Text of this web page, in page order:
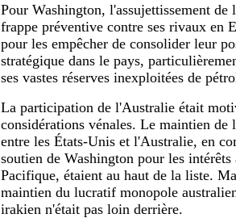
Pour Washington, l'assujettissement
frappe préventive contre ses rivaux en
pour les empêcher de consolider leur
stratégique dans le pays,
ses vastes réserves inexploitées de
La participation de l'Australie était
considérations vénales. Le maintien de
entre les États-Unis et l'Australie, en
soutien de Washington pour les
Pacifique, étaient au haut de la liste.
maintien du lucratif monopole
irakien n'était pas loin derrière.